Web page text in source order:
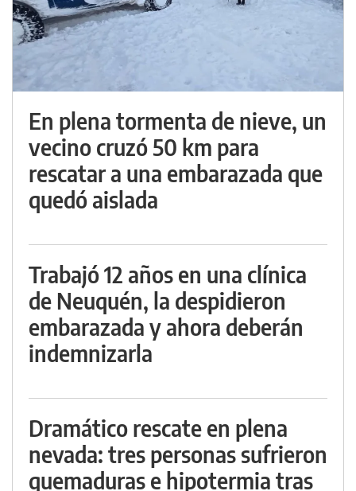
En plena tormenta de nieve, un
vecino cruzó 50 km para
rescatar a una embarazada que
quedó aislada
Trabajó 12 años en una clínica
de Neuquén, la despidieron
embarazada y ahora deberán
indemnizarla
Dramático rescate en plena
nevada: tres personas sufrieron
quemaduras e hipotermia tras